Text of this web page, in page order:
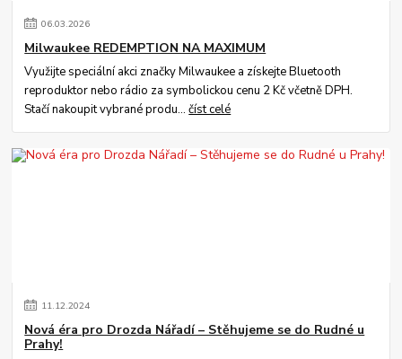
06.03.2026
Milwaukee REDEMPTION NA MAXIMUM
Využijte speciální akci značky Milwaukee a získejte Bluetooth
reproduktor nebo rádio za symbolickou cenu 2 Kč včetně DPH.
Stačí nakoupit vybrané produ...číst celé
11.12.2024
Nová éra pro Drozda Nářadí – Stěhujeme se do Rudné u
Prahy!